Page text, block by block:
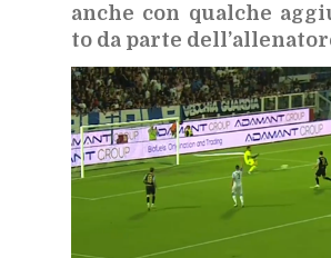
an­che con qual­che
to da par­te